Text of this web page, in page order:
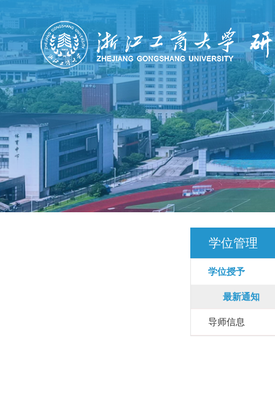
学位管理
学位授予
最新通知
导师信息